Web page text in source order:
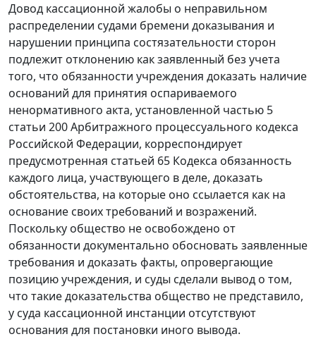
Довод кассационной жалобы о неправильном
распределении судами бремени доказывания и
нарушении принципа состязательности сторон
подлежит отклонению как заявленный без учета
того, что обязанности учреждения доказать наличие
оснований для принятия оспариваемого
ненормативного акта, установленной частью 5
статьи 200 Арбитражного процессуального кодекса
Российской Федерации, корреспондирует
предусмотренная статьей 65 Кодекса обязанность
каждого лица, участвующего в деле, доказать
обстоятельства, на которые оно ссылается как на
основание своих требований и возражений.
Поскольку общество не освобождено от
обязанности документально обосновать заявленные
требования и доказать факты, опровергающие
позицию учреждения, и суды сделали вывод о том,
что такие доказательства общество не представило,
у суда кассационной инстанции отсутствуют
основания для постановки иного вывода.